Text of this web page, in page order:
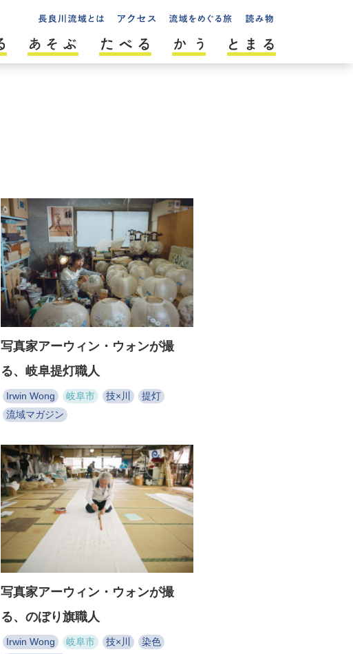
写真家アーウィン・ウォンが撮
る、岐阜提灯職人
Irwin Wong 岐阜市 技×川
提灯
流域マガジン
写真家アーウィン・ウォンが撮
る、のぼり旗職人
Irwin Wong 岐阜市 技×川
染色